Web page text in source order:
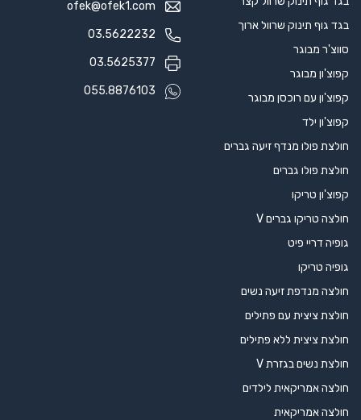
בגד גוף תינוק שרוול ארוך
סווצ'ר מבוגר
קפוצ'ון מבוגר
קפוצ'ון עם רוכסן מבוגר
קפוצ'ון ילד
חולצת פולו מנדף זיעה גברים
חולצת פולו גברים
קפוצ'ון טריקו
חולצה טריקו גברים V
גופיה דריי פיט
גופיה טריקו
חולצה מנדפת זיעה נשים
חולצת ציצית עם פתילים
חולצת ציצית ללא פתילים
חולצת נשים בגזרת V
חולצה אמריקאית לילדים
חולצה אמריקאית
ofek@ofek1.com
03.5622232
03.5625377
055.8876103